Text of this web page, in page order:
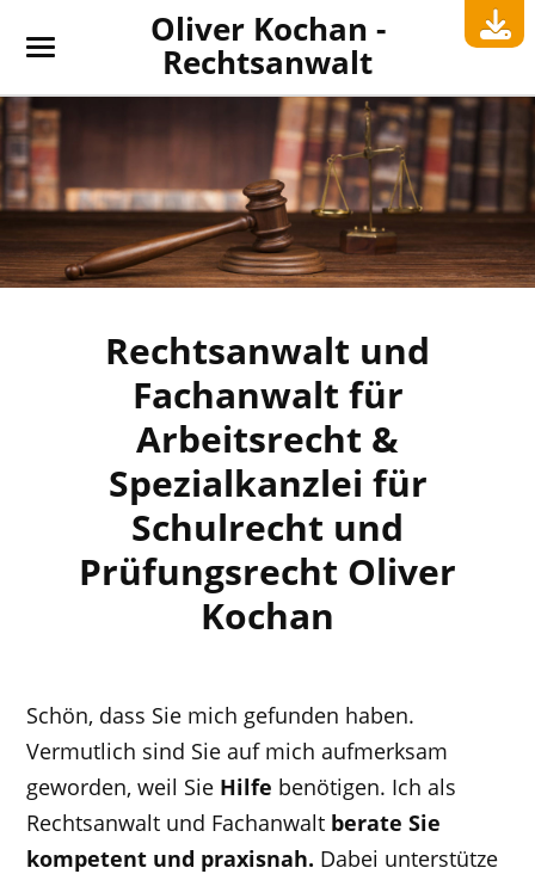
Oliver Kochan -
Rechtsanwalt
Rechtsanwalt und
Fachanwalt für
Arbeitsrecht &
Spezialkanzlei für
Schulrecht und
Prüfungsrecht Oliver
Kochan
Schön, dass Sie mich gefunden haben.
Vermutlich sind Sie auf mich aufmerksam
geworden, weil Sie Hilfe benötigen. Ich als
Rechtsanwalt und Fachanwalt berate Sie
kompetent und praxisnah. Dabei unterstütze